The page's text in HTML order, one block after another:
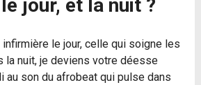
jour, et la nuit ?
le jour, celle qui soigne les
nuit, je deviens votre déesse
au son du afrobeat qui pulse dans